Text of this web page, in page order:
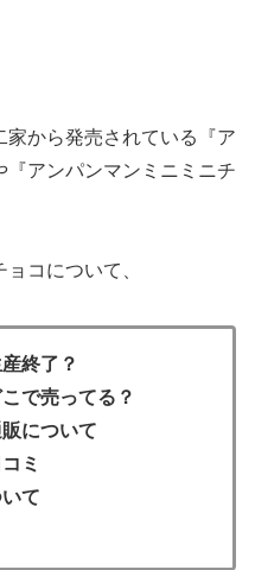
家から発売されている『ア
『アンパンマンミニミニチ
コについて、
終了？
で売ってる？
について
ミ
て